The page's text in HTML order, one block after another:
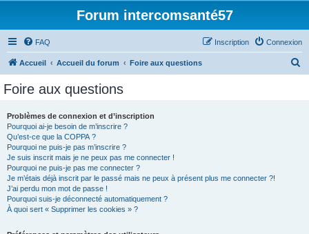
Forum intercomsanté57
FAQ Connexion
Inscription
Accueil Accueil du forum Foire aux questions
Foire aux questions
Problèmes de connexion et d’inscription
Pourquoi ai-je besoin de m’inscrire ?
Qu’est-ce que la COPPA ?
Pourquoi ne puis-je pas m’inscrire ?
Je suis inscrit mais je ne peux pas me connecter !
Pourquoi ne puis-je pas me connecter ?
Je m’étais déjà inscrit par le passé mais ne peux à présent plus me connecter ?!
J’ai perdu mon mot de passe !
Pourquoi suis-je déconnecté automatiquement ?
À quoi sert « Supprimer les cookies » ?